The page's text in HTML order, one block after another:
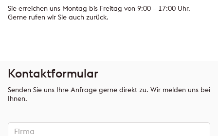
Sie erreichen uns Montag bis Freitag von 9:00 – 17:00 Uhr.
Gerne rufen wir Sie auch zurück.
Kontaktformular
Senden Sie uns Ihre Anfrage gerne direkt zu. Wir melden uns bei
Ihnen.